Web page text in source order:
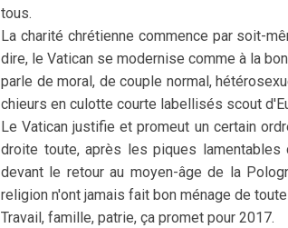
tous.
La charité chrétienne commence par soit-
dire, le Vatican se modernise comme à la
parle de moral, de couple normal,
chieurs en culotte courte labellisés scout
Le Vatican justifie et promeut un certain
droite toute, après les piques lamentables
devant le retour au moyen-âge de la
religion n'ont jamais fait bon ménage de
Travail, famille, patrie, ça promet pour 2017.